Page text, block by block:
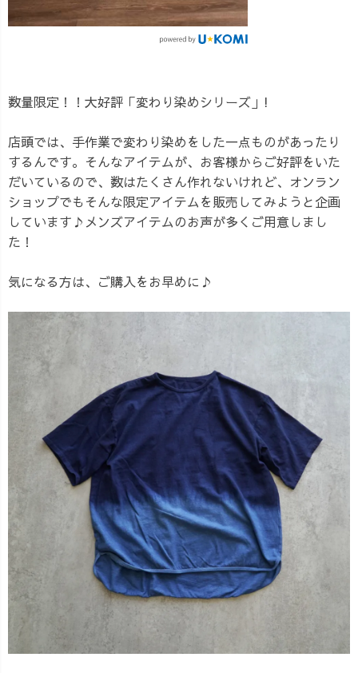
数量限定！！大好評「変わり染めシリーズ」!
店頭では、手作業で変わり染めをした一点ものがあったり
するんです。そんなアイテムが、お客様からご好評をいた
だいているので、数はたくさん作れないけれど、オンラン
ショップでもそんな限定アイテムを販売してみようと企画
しています♪メンズアイテムのお声が多くご用意しまし
た！
気になる方は、ご購入をお早めに♪